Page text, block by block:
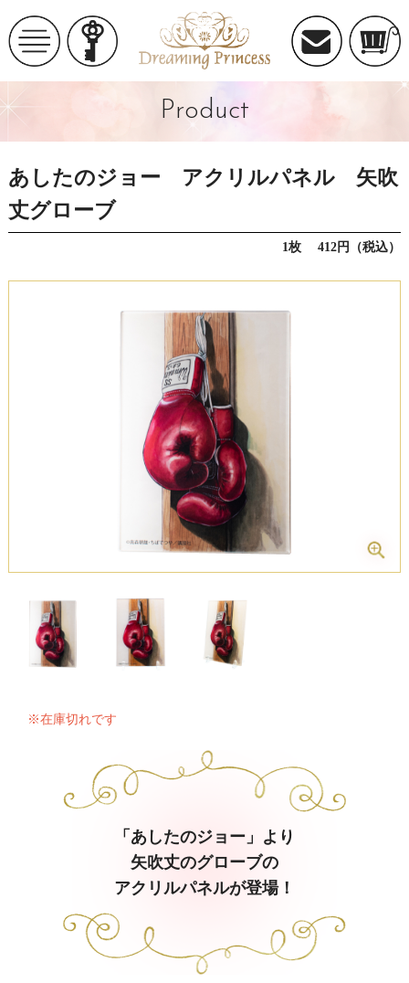
Product
あしたのジョー アクリルパネル 矢吹
丈グローブ
1枚 412円（税込）
※在庫切れです
「あしたのジョー」より
矢吹丈のグローブの
アクリルパネルが登場！